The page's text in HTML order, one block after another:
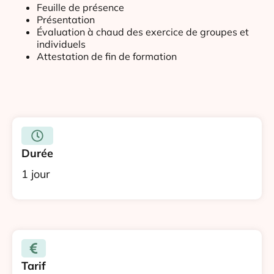
Feuille de présence
Présentation
Évaluation à chaud des exercice de groupes et
individuels
Attestation de fin de formation
Durée
1 jour
Tarif